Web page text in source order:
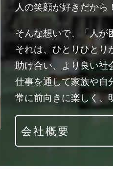
人の笑顔が好きだから！
そんな想いで、「人が
それは、ひとりひとり
助け合い、より良い社
仕事を通して家族や自
常に前向きに楽しく、
会社概要